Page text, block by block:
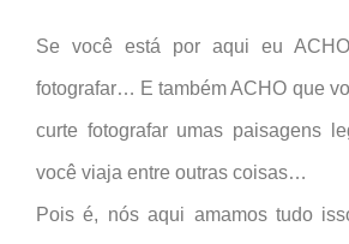
Se você está por aqui eu
fotografar… E também ACHO que
curte fotografar umas paisagens
você viaja entre outras coisas…
Pois é, nós aqui amamos tudo